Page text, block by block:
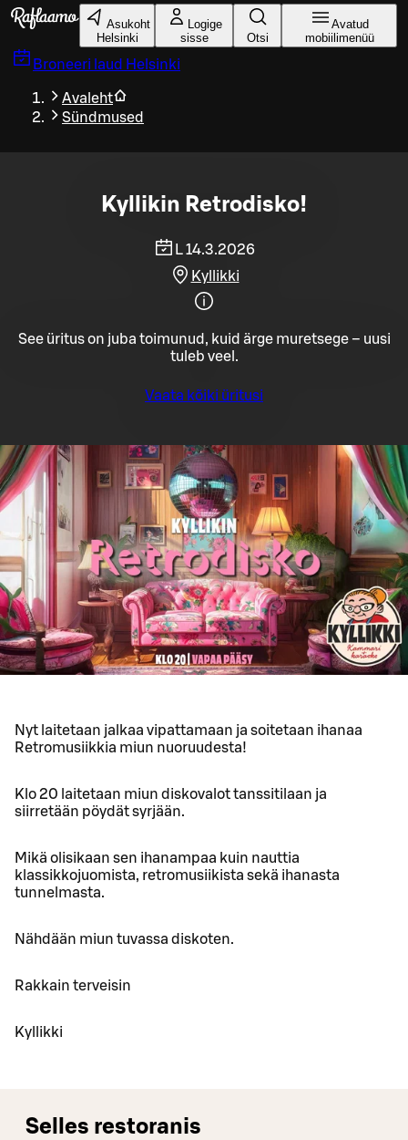
Liigu peamise sisu juurde
Asukoht
Helsinki
Logige
sisse
Otsi
Avatud
mobiilimenüü
Broneeri laud Helsinki
Avaleht
Sündmused
Kyllikin Retrodisko!
L 14.3.2026
Kyllikki
See üritus on juba toimunud, kuid ärge muretsege – uusi
tuleb veel.
Vaata kõiki üritusi
Nyt laitetaan jalkaa vipattamaan ja soitetaan ihanaa
Retromusiikkia miun nuoruudesta!
Klo 20 laitetaan miun diskovalot tanssitilaan ja
siirretään pöydät syrjään.
Mikä olisikaan sen ihanampaa kuin nauttia
klassikkojuomista, retromusiikista sekä ihanasta
tunnelmasta.
Nähdään miun tuvassa diskoten.
Rakkain terveisin
Kyllikki
Selles restoranis